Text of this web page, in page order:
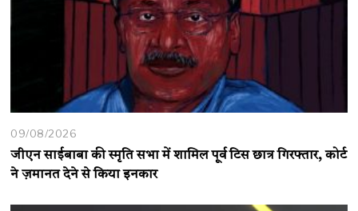
09/08/2026
जीएन साईबाबा की स्मृति सभा में शामिल पूर्व टिस छात्र गिरफ्तार, कोर्ट
ने ज़मानत देने से किया इनकार